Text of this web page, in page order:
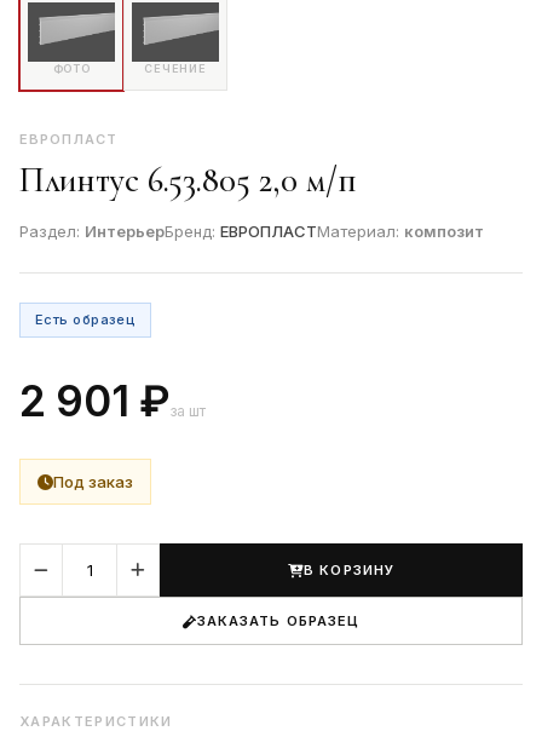
ФОТО СЕЧЕНИЕ
ЕВРОПЛАСТ
Плинтус 6.53.805 2,0 м/п
Раздел: ИнтерьерБренд: ЕВРОПЛАСТМатериал: композит
Есть образец
2 901 ₽за шт
Под заказ
В КОРЗИНУ
ЗАКАЗАТЬ ОБРАЗЕЦ
ХАРАКТЕРИСТИКИ